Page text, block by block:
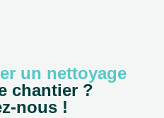
un nettoyage
chantier ?
nous !